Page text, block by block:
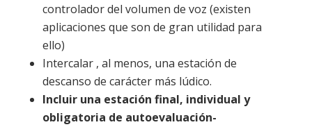
controlador del volumen de voz (existen
aplicaciones que son de gran utilidad para
ello)
Intercalar , al menos, una estación de
descanso de carácter más lúdico.
Incluir una estación final, individual y
obligatoria de autoevaluación-